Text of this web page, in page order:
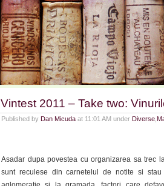
Vintest 2011 – Take two:
Published by Dan Micuda at 11:01 AM under Diverse
Asadar dupa povestea cu organizarea sa trec
sunt reculese din carnetelul de notite si